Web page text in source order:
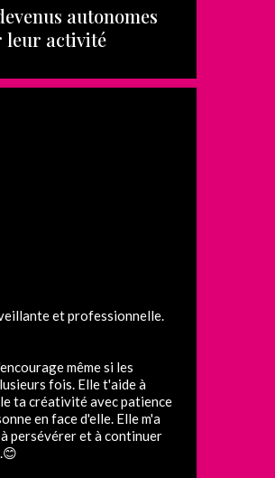
autonomes
leur activité
et professionnelle.
même si les
fois. Elle t'aide à
ta créativité avec patience
en face d'elle. Elle m'a
persévérer et à continuer